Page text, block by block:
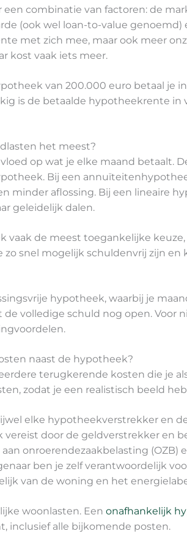
combinatie van factoren: de
(ook wel loan-to-value
met zich mee, maar ook meer
kost vaak iets meer.
van 200.000 euro betaal je
is de betaalde hypotheekrente in
het meest?
op wat je elke maand betaalt.
Bij een
minder aflossing. Bij een lineaire
geleidelijk dalen.
vaak de meest toegankelijke
zo snel mogelijk schuldenvrij zijn
hypotheek, waarbij je
volledige schuld nog open.
naast de hypotheek?
terugkerende kosten die je
zodat je een realistisch beeld
elke hypotheekverstrekker en
vereist door de geldverstrekker en
onroerendezaakbelasting (OZB)
ben je zelf verantwoordelijk
van de woning en het
woonlasten. Eenonafhankelijk
inclusief alle bijkomende posten.